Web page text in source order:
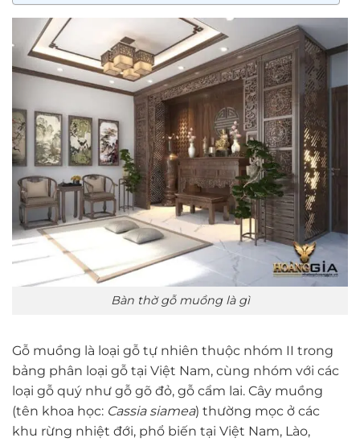
Bàn thờ gỗ muồng là gì
Gỗ muồng là loại gỗ tự nhiên thuộc nhóm II trong
bảng phân loại gỗ tại Việt Nam, cùng nhóm với các
loại gỗ quý như gỗ gõ đỏ, gỗ cẩm lai. Cây muồng
(tên khoa học: Cassia siamea) thường mọc ở các
khu rừng nhiệt đới, phổ biến tại Việt Nam, Lào,